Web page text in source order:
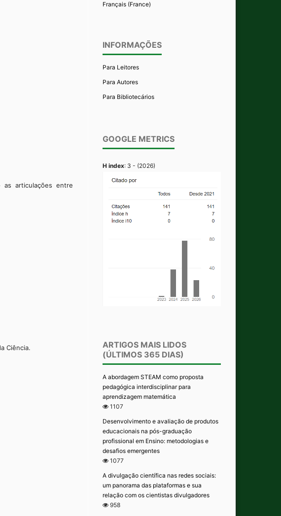
as articulações entre
Ciência.
Français (France)
INFORMAÇÕES
Para Leitores
Para Autores
Para Bibliotecários
GOOGLE METRICS
H index: 3 - (2026)
ARTIGOS MAIS LIDOS
(ÚLTIMOS 365 DIAS)
A abordagem STEAM como proposta
pedagógica interdisciplinar para
aprendizagem matemática
1107
Desenvolvimento e avaliação de produtos
educacionais na pós-graduação
profissional em Ensino: metodologias e
desafios emergentes
1077
A divulgação científica nas redes sociais:
um panorama das plataformas e sua
relação com os cientistas divulgadores
958